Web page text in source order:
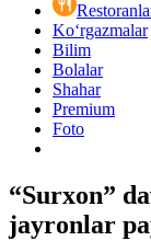
Ko‘rgazmalar
Bilim
Bolalar
Shahar
Premium
Foto
“Surxon”
jayronlar